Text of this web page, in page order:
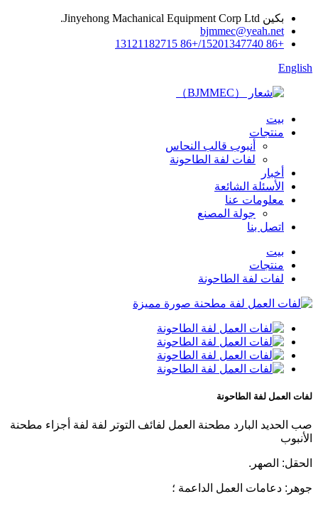
بكين Jinyehong Machanical Equipment Corp Ltd.
bjmmec@yeah.net
+86 15201347740/+86 13121182715
English
بيت
منتجات
أنبوب قالب النحاس
لفات لفة الطاحونة
أخبار
الأسئلة الشائعة
معلومات عنا
جولة المصنع
اتصل بنا
بيت
منتجات
لفات لفة الطاحونة
لفات العمل لفة الطاحونة
صب الحديد البارد مطحنة العمل لفائف التوتر لفة لفة أجزاء مطحنة
الأنبوب
الحقل: الصهر.
جوهر: دعامات العمل الداعمة ؛